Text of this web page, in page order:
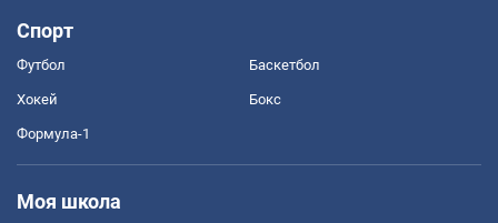
Спорт
Футбол Баскетбол
Хокей Бокс
Формула-1
Моя школа